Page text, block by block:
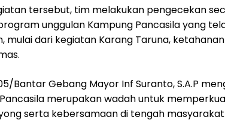
tersebut, tim melakukan pengecekan
unggulan Kampung Pancasila yang
mulai dari kegiatan Karang Taruna,
Bantar Gebang Mayor Inf Suranto, S.A.P
merupakan wadah untuk
serta kebersamaan di tengah masyarakat.